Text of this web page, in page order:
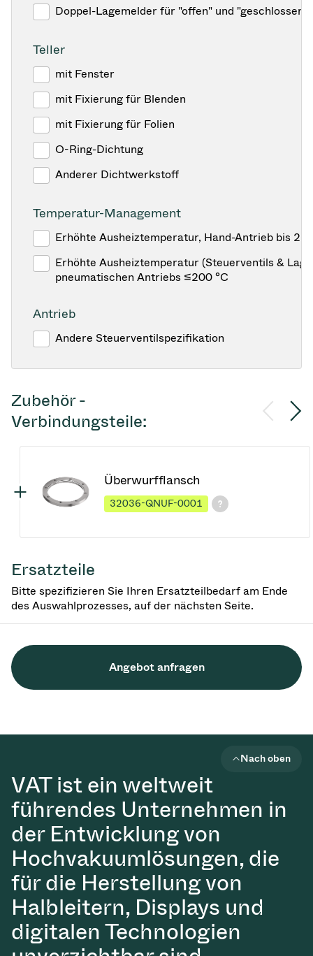
Doppel-Lagemelder für "offen" und "geschlossen"
Teller
mit Fenster
mit Fixierung für Blenden
mit Fixierung für Folien
O-Ring-Dichtung
Anderer Dichtwerkstoff
Temperatur-Management
Erhöhte Ausheiztemperatur, Hand-Antrieb bis
Erhöhte Ausheiztemperatur (Steuerventils &
pneumatischen Antriebs ≤200 °C
Antrieb
Andere Steuerventilspezifikation
Zubehör -
Verbindungsteile:
Überwurfflansch
32036-QNUF-0001
Ersatzteile
Bitte spezifizieren Sie Ihren Ersatzteilbedarf am Ende
des Auswahlprozesses, auf der nächsten Seite.
Angebot anfragen
VAT ist ein weltweit
führendes Unternehmen in
der Entwicklung von
Hochvakuumlösungen, die
für die Herstellung von
Halbleitern, Displays und
digitalen Technologien
Nach oben